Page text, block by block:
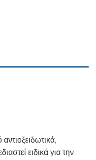
ειδικά για την